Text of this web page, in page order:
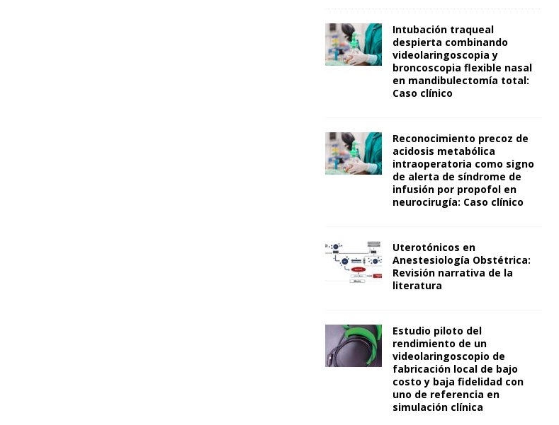
Intubación traqueal
despierta combinando
videolaringoscopia y
broncoscopia flexible nasal
en mandibulectomía total:
Caso clínico
Reconocimiento precoz de
acidosis metabólica
intraoperatoria como signo
de alerta de síndrome de
infusión por propofol en
neurocirugía: Caso clínico
Uterotónicos en
Anestesiología Obstétrica:
Revisión narrativa de la
literatura
Estudio piloto del
rendimiento de un
videolaringoscopio de
fabricación local de bajo
costo y baja fidelidad con
uno de referencia en
simulación clínica